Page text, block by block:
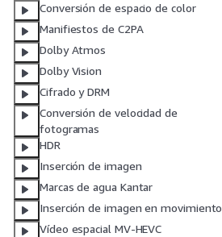
Conversión de espacio de color
Manifiestos de C2PA
Dolby Atmos
Dolby Vision
Cifrado y DRM
Conversión de velocidad de
fotogramas
HDR
Inserción de imagen
Marcas de agua Kantar
Inserción de imagen en movimiento
Vídeo espacial MV-HEVC